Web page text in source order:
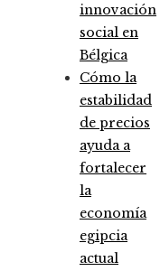
innovación
social en
Bélgica
Cómo la
estabilidad
de precios
ayuda a
fortalecer
la
economía
egipcia
actual